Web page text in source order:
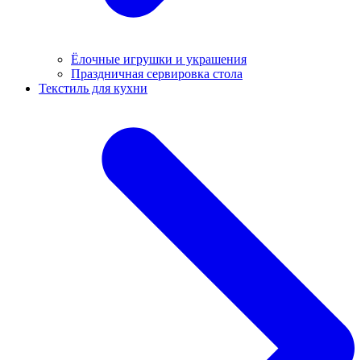
Ёлочные игрушки и украшения
Праздничная сервировка стола
Текстиль для кухни